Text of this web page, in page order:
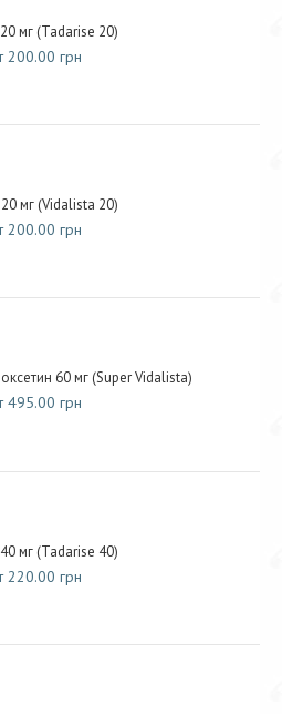
мг (Tadarise 20)
200.00 грн
мг (Vidalista 20)
200.00 грн
60 мг (Super Vidalista)
495.00 грн
мг (Tadarise 40)
220.00 грн